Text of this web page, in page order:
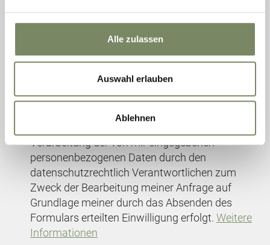
Alle zulassen
Auswahl erlauben
Ablehnen
über Aktionen und News per E-Mail zu.
Verarbeitung der von mir eingegebenen
personenbezogenen Daten durch den
datenschutzrechtlich Verantwortlichen zum
Zweck der Bearbeitung meiner Anfrage auf
Grundlage meiner durch das Absenden des
Formulars erteilten Einwilligung erfolgt. Weitere
Informationen